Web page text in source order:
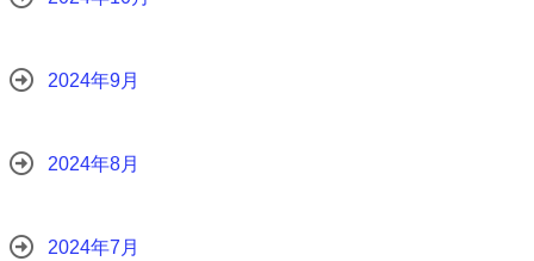
2024年9月
2024年8月
2024年7月